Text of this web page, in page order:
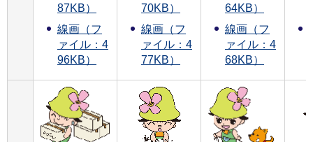
87KB）
線画（フ
ァイル：4
96KB）
70KB）
線画（フ
ァイル：4
77KB）
64KB）
線画（フ
ァイル：4
68KB）